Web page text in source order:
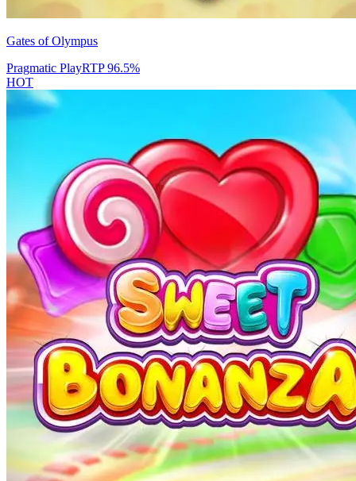
Gates of Olympus
Pragmatic PlayRTP96.5%
HOT